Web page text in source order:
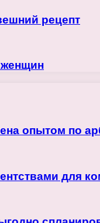
рецепт
женщин
опытом по
для